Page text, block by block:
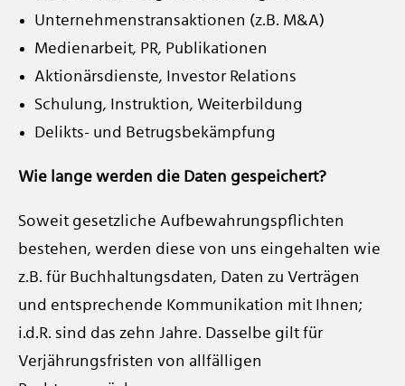
Unternehmenstransaktionen (z.B. M&A)
Medienarbeit, PR, Publikationen
Aktionärsdienste, Investor Relations
Schulung, Instruktion, Weiterbildung
Delikts- und Betrugsbekämpfung
Wie lange werden die Daten gespeichert?
Soweit gesetzliche Aufbewahrungspflichten
bestehen, werden diese von uns eingehalten wie
z.B. für Buchhaltungsdaten, Daten zu Verträgen
und entsprechende Kommunikation mit Ihnen;
i.d.R. sind das zehn Jahre. Dasselbe gilt für
Verjährungsfristen von allfälligen